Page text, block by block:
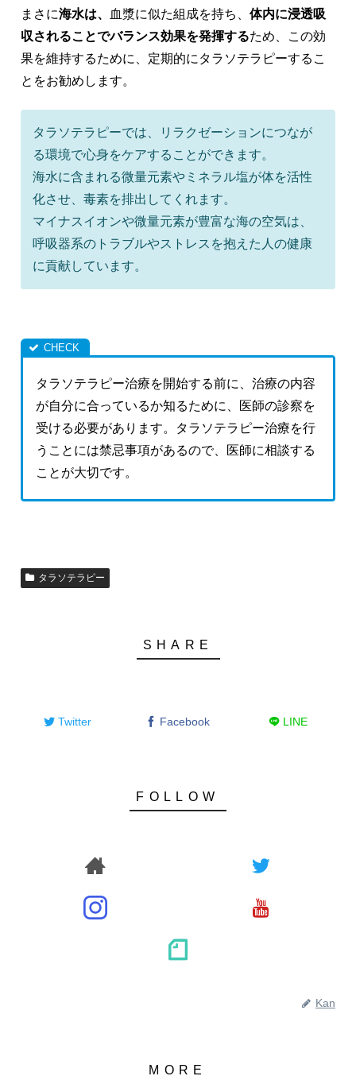
まさに海水は、 血漿に似た組成を持ち、 体内に浸透吸
収されることでバランス効果を発揮するため、この効
果を維持するために、定期的にタラソテラピーするこ
とをお勧めします。
タラソテラピーでは、リラクゼーションにつなが
る環境で心身をケアすることができます。
海水に含まれる微量元素やミネラル塩が体を活性
化させ、毒素を排出してくれます。
マイナスイオンや微量元素が豊富な海の空気は、
呼吸器系のトラブルやストレスを抱えた人の健康
に貢献しています。
タラソテラピー治療を開始する前に、治療の内容
が自分に合っているか知るために、医師の診察を
受ける必要があります。タラソテラピー治療を行
うことには禁忌事項があるので、医師に相談する
ことが大切です。
タラソテラピー
Twitter Facebook LINE
Kan